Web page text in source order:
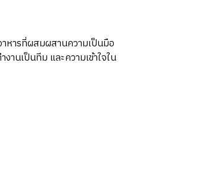
าหารที่ผสมผสานความเป็นมือ
นเป็นทีม และความเข้าใจใน